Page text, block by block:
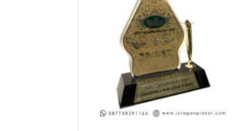
PLAKAT VANDEL